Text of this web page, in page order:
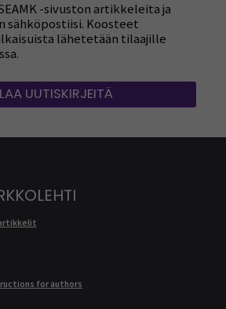
-sivuston artikkeleita ja
sähköpostiisi. Koosteet
lähetetään tilaajille
UUTISKIRJEITÄ
artikkelit
for authors